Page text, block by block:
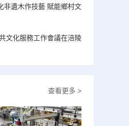
非遺木作技藝 賦能鄉村文
文化服務工作會議在涪陵
查看更多 >